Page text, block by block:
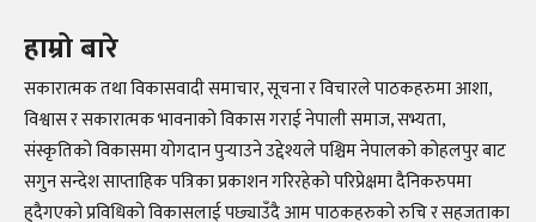
हाम्रो बारे
सकारात्मक तथा विकासवादी समाचार, सूचना र विचारले पाठकहरुमा आशा,
विश्वास र सकारात्मक भावनाको विकास गराई नेपाली समाज, सभ्यता,
संस्कृतिको विकासमा योगदान पुर्‍याउने उद्देश्यले पश्चिम नेपालको कोहलपुर बाट
सगुन सन्देश साप्ताहिक पत्रिका प्रकाशन गरिरहेको परिप्रेक्षमा दैनिकरुपमा
हुदैगएको प्रविधिको विकासलाई पछ्याउँदै आम पाठकहरुको रुचि र सहजताका